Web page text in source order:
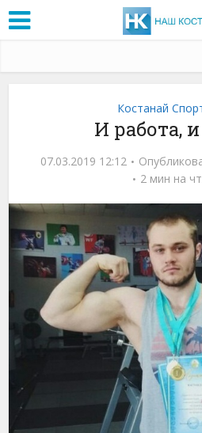
Костанай
И работа,
07.03.2019 12:12
2 мин на